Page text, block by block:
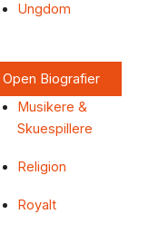
Ungdom
Open Biografier
Musikere &
Skuespillere
Religion
Royalt